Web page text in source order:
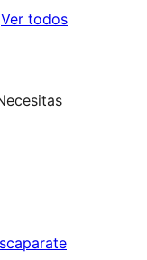
Ver todoslos